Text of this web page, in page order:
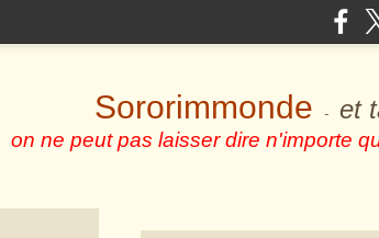
Sororimmonde - et
on ne peut pas laisser dire n'importe